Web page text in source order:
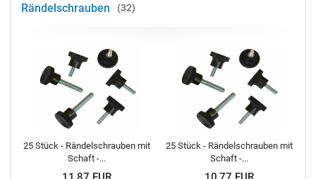
Rändelschrauben 32
25 Stück - Rändelschrauben mit
Schaft -...
25 Stück - Rändelschrauben mit
Schaft -...